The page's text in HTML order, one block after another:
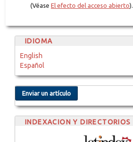
(Véase El efecto del acceso abierto).
IDIOMA
English
Español
Enviar un artículo
INDEXACION Y DIRECTORIOS